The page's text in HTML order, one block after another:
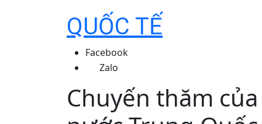
QUỐC TẾ
Facebook
Zalo
Chuyến thăm